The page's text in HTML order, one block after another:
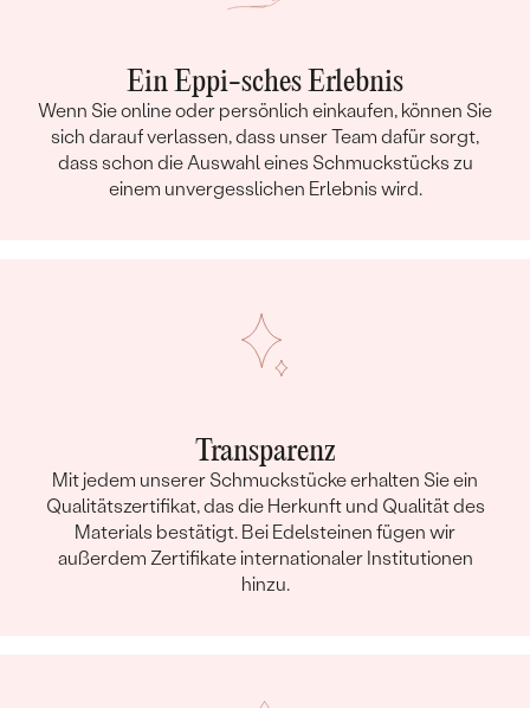
Ein Eppi-sches Erlebnis
Wenn Sie online oder persönlich einkaufen, können Sie
sich darauf verlassen, dass unser Team dafür sorgt,
dass schon die Auswahl eines Schmuckstücks zu
einem unvergesslichen Erlebnis wird.
Transparenz
Mit jedem unserer Schmuckstücke erhalten Sie ein
Qualitätszertifikat, das die Herkunft und Qualität des
Materials bestätigt. Bei Edelsteinen fügen wir
außerdem Zertifikate internationaler Institutionen
hinzu.